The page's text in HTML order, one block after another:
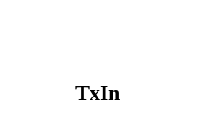
TxIn